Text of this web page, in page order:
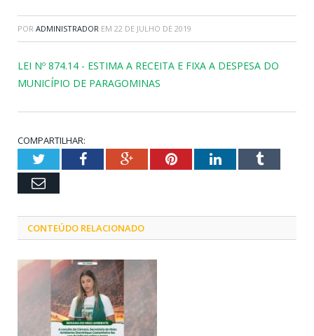
POR ADMINISTRADOR EM 22 DE JULHO DE 2019
LEI Nº 874.14 - ESTIMA A RECEITA E FIXA A DESPESA DO
MUNICÍPIO DE PARAGOMINAS
COMPARTILHAR:
TwitterFacebookGoogle+PinterestLinkedInTumblr
Email
CONTEÚDO RELACIONADO